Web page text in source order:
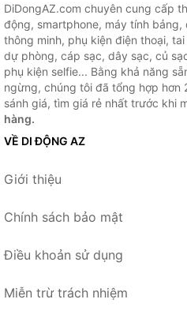
DiDongAZ.com chuyên cung cấp
động, smartphone, máy tính
thông minh, phụ kiện điện thoại,
dự phòng, cáp sạc, dây sạc, củ
phụ kiện selfie... Bằng khả năng
ngừng, chúng tôi đã tổng hợp hơn
sánh giá, tìm giá rẻ nhất trước khi
hàng.
VỀ DI ĐỘNG AZ
Giới thiệu
Chính sách bảo mật
Điều khoản sử dụng
Miễn trừ trách nhiệm